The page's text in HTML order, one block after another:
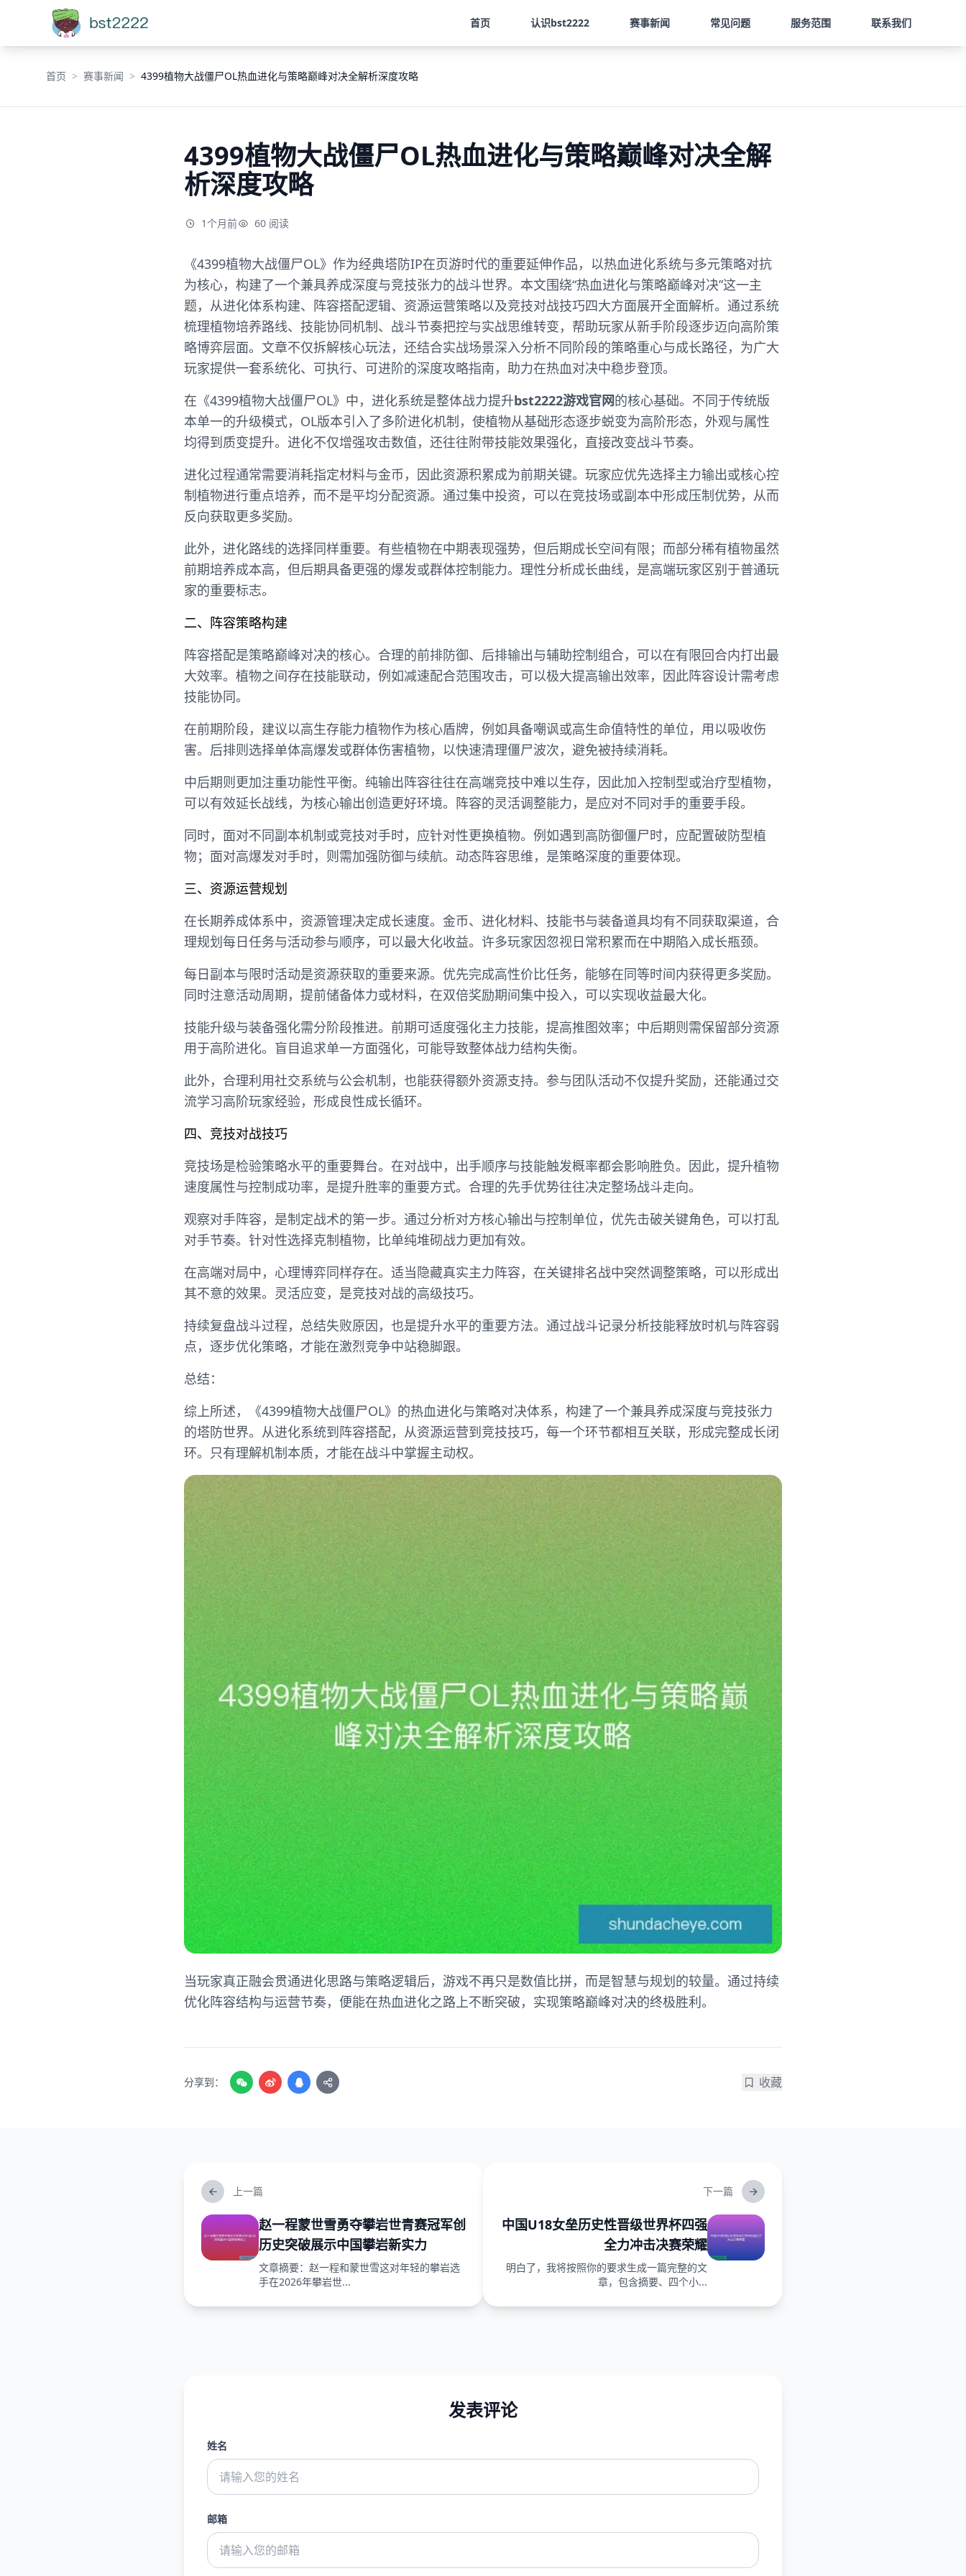
首页 认识bst2222 赛事新闻 常见问题 服务范围 联系我们
首页 赛事新闻 4399植物大战僵尸OL热血进化与策略巅峰对决全解析深度攻略
4399植物大战僵尸OL热血进化与策略巅峰对决全解
析深度攻略
1个月前 60 阅读
《4399植物大战僵尸OL》作为经典塔防IP在页游时代的重要延伸作品，以热血进化系统与多元策略对抗
为核心，构建了一个兼具养成深度与竞技张力的战斗世界。本文围绕“热血进化与策略巅峰对决”这一主
题，从进化体系构建、阵容搭配逻辑、资源运营策略以及竞技对战技巧四大方面展开全面解析。通过系统
梳理植物培养路线、技能协同机制、战斗节奏把控与实战思维转变，帮助玩家从新手阶段逐步迈向高阶策
略博弈层面。文章不仅拆解核心玩法，还结合实战场景深入分析不同阶段的策略重心与成长路径，为广大
玩家提供一套系统化、可执行、可进阶的深度攻略指南，助力在热血对决中稳步登顶。
在《4399植物大战僵尸OL》中，进化系统是整体战力提升bst2222游戏官网的核心基础。不同于传统版
本单一的升级模式，OL版本引入了多阶进化机制，使植物从基础形态逐步蜕变为高阶形态，外观与属性
均得到质变提升。进化不仅增强攻击数值，还往往附带技能效果强化，直接改变战斗节奏。
进化过程通常需要消耗指定材料与金币，因此资源积累成为前期关键。玩家应优先选择主力输出或核心控
制植物进行重点培养，而不是平均分配资源。通过集中投资，可以在竞技场或副本中形成压制优势，从而
反向获取更多奖励。
此外，进化路线的选择同样重要。有些植物在中期表现强势，但后期成长空间有限；而部分稀有植物虽然
前期培养成本高，但后期具备更强的爆发或群体控制能力。理性分析成长曲线，是高端玩家区别于普通玩
家的重要标志。
二、阵容策略构建
阵容搭配是策略巅峰对决的核心。合理的前排防御、后排输出与辅助控制组合，可以在有限回合内打出最
大效率。植物之间存在技能联动，例如减速配合范围攻击，可以极大提高输出效率，因此阵容设计需考虑
技能协同。
在前期阶段，建议以高生存能力植物作为核心盾牌，例如具备嘲讽或高生命值特性的单位，用以吸收伤
害。后排则选择单体高爆发或群体伤害植物，以快速清理僵尸波次，避免被持续消耗。
中后期则更加注重功能性平衡。纯输出阵容往往在高端竞技中难以生存，因此加入控制型或治疗型植物，
可以有效延长战线，为核心输出创造更好环境。阵容的灵活调整能力，是应对不同对手的重要手段。
同时，面对不同副本机制或竞技对手时，应针对性更换植物。例如遇到高防御僵尸时，应配置破防型植
物；面对高爆发对手时，则需加强防御与续航。动态阵容思维，是策略深度的重要体现。
三、资源运营规划
在长期养成体系中，资源管理决定成长速度。金币、进化材料、技能书与装备道具均有不同获取渠道，合
理规划每日任务与活动参与顺序，可以最大化收益。许多玩家因忽视日常积累而在中期陷入成长瓶颈。
每日副本与限时活动是资源获取的重要来源。优先完成高性价比任务，能够在同等时间内获得更多奖励。
同时注意活动周期，提前储备体力或材料，在双倍奖励期间集中投入，可以实现收益最大化。
技能升级与装备强化需分阶段推进。前期可适度强化主力技能，提高推图效率；中后期则需保留部分资源
用于高阶进化。盲目追求单一方面强化，可能导致整体战力结构失衡。
此外，合理利用社交系统与公会机制，也能获得额外资源支持。参与团队活动不仅提升奖励，还能通过交
流学习高阶玩家经验，形成良性成长循环。
四、竞技对战技巧
竞技场是检验策略水平的重要舞台。在对战中，出手顺序与技能触发概率都会影响胜负。因此，提升植物
速度属性与控制成功率，是提升胜率的重要方式。合理的先手优势往往决定整场战斗走向。
观察对手阵容，是制定战术的第一步。通过分析对方核心输出与控制单位，优先击破关键角色，可以打乱
对手节奏。针对性选择克制植物，比单纯堆砌战力更加有效。
在高端对局中，心理博弈同样存在。适当隐藏真实主力阵容，在关键排名战中突然调整策略，可以形成出
其不意的效果。灵活应变，是竞技对战的高级技巧。
持续复盘战斗过程，总结失败原因，也是提升水平的重要方法。通过战斗记录分析技能释放时机与阵容弱
点，逐步优化策略，才能在激烈竞争中站稳脚跟。
总结：
综上所述，《4399植物大战僵尸OL》的热血进化与策略对决体系，构建了一个兼具养成深度与竞技张力
的塔防世界。从进化系统到阵容搭配，从资源运营到竞技技巧，每一个环节都相互关联，形成完整成长闭
环。只有理解机制本质，才能在战斗中掌握主动权。
当玩家真正融会贯通进化思路与策略逻辑后，游戏不再只是数值比拼，而是智慧与规划的较量。通过持续
优化阵容结构与运营节奏，便能在热血进化之路上不断突破，实现策略巅峰对决的终极胜利。
分享到： 收藏
上一篇
赵一程蒙世雪勇夺攀岩世青赛冠军创
历史突破展示中国攀岩新实力
文章摘要：赵一程和蒙世雪这对年轻的攀岩选
手在2026年攀岩世...
下一篇
中国U18女垒历史性晋级世界杯四强
全力冲击决赛荣耀
明白了，我将按照你的要求生成一篇完整的文
章，包含摘要、四个小...
发表评论
姓名
邮箱